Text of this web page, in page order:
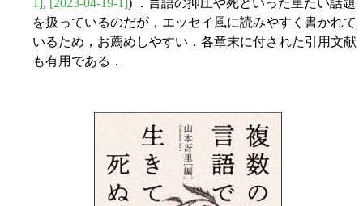
1], [2023-04-19-1]) ．言語の抑圧や死といった重たい話題
を扱っているのだが，エッセイ風に読みやすく書かれて
いるため，お薦めしやすい．各章末に付された引用文献
も有用である．